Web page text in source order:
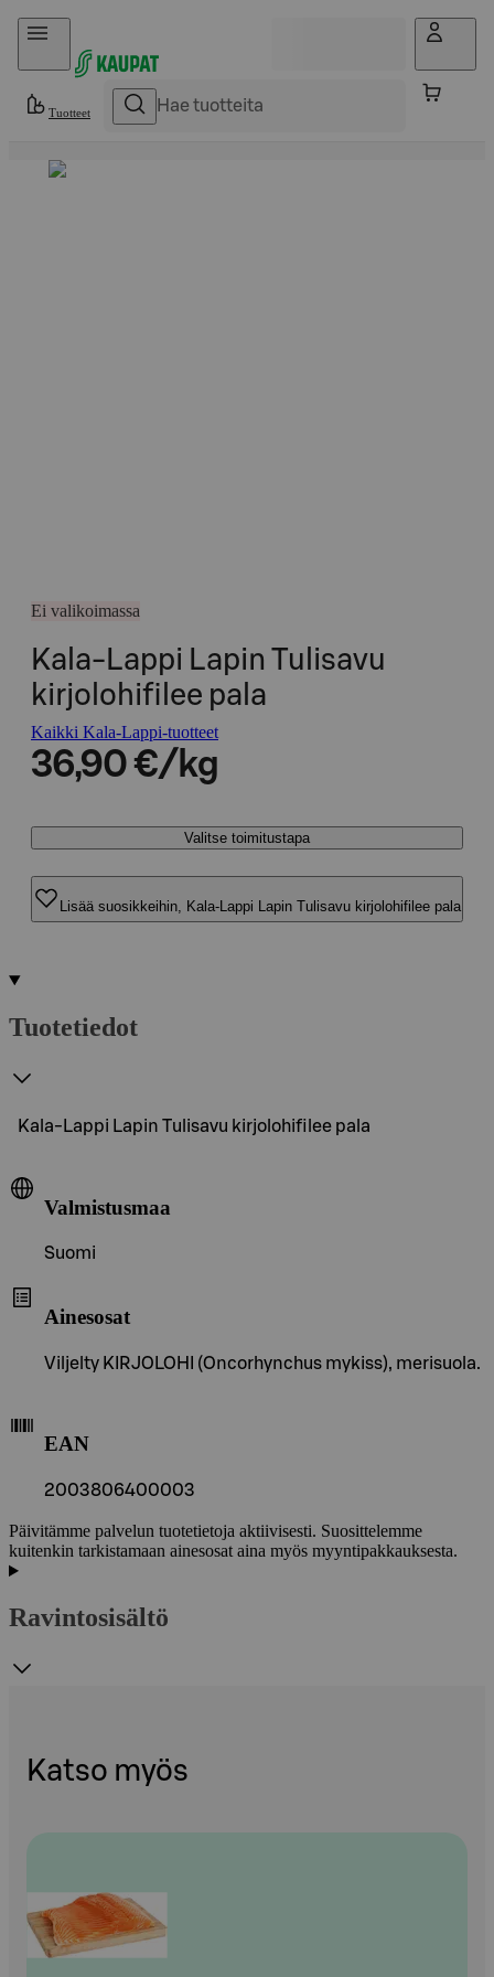
Hyppää sisältöön
Tuotteet
Ei valikoimassa
Kala-Lappi Lapin Tulisavu
kirjolohifilee pala
Kaikki Kala-Lappi-tuotteet
36,90 €/kg
Valitse toimitustapa
Lisää suosikkeihin, Kala-Lappi Lapin Tulisavu kirjolohifilee pala
Tuotetiedot
Kala-Lappi Lapin Tulisavu kirjolohifilee pala
Valmistusmaa
Suomi
Ainesosat
Viljelty KIRJOLOHI (Oncorhynchus mykiss), merisuola.
EAN
2003806400003
Päivitämme palvelun tuotetietoja aktiivisesti. Suosittelemme
kuitenkin tarkistamaan ainesosat aina myös myyntipakkauksesta.
Ravintosisältö
Katso myös